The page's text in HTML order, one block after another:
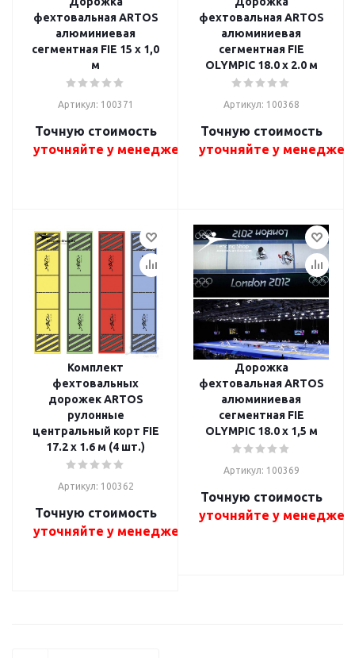
фехтовальная ARTOS
алюминиевая
сегментная FIE 15 x 1,0
м
Артикул: 100371
Точную стоимость
уточняйте у менеджера
фехтовальная ARTOS
алюминиевая
сегментная FIE
OLYMPIC 18.0 x 2.0 м
Артикул: 100368
Точную стоимость
уточняйте у
Комплект
фехтовальных
дорожек ARTOS
рулонные
центральный корт FIE
17.2 x 1.6 м (4 шт.)
Артикул: 100362
Точную стоимость
уточняйте у менеджера
Дорожка
фехтовальная ARTOS
алюминиевая
сегментная FIE
OLYMPIC 18.0 x 1,5 м
Артикул: 100369
Точную стоимость
уточняйте у